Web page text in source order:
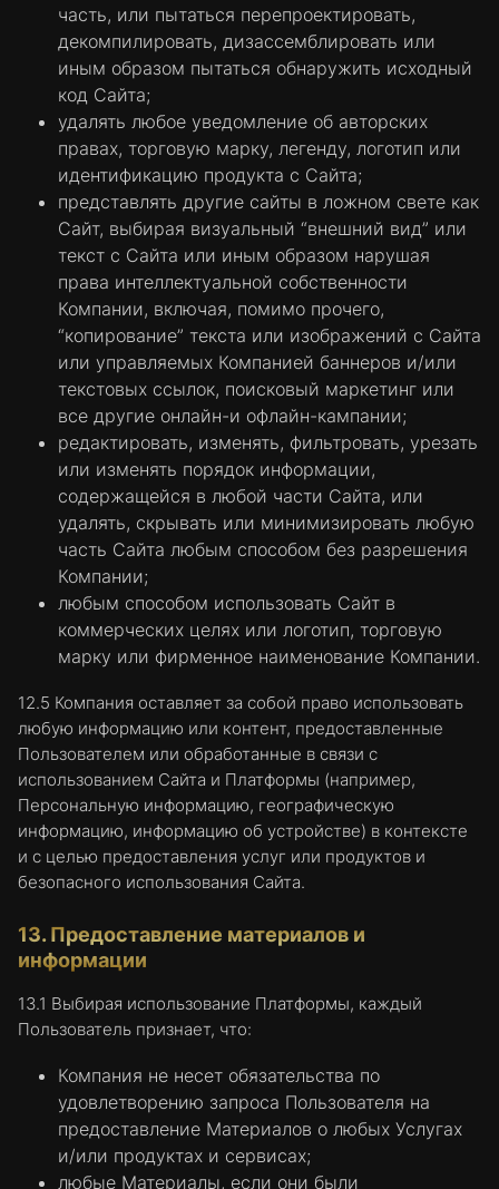
часть, или пытаться перепроектировать,
декомпилировать, дизассемблировать или
иным образом пытаться обнаружить исходный
код Сайта;
удалять любое уведомление об авторских
правах, торговую марку, легенду, логотип или
идентификацию продукта с Сайта;
представлять другие сайты в ложном свете как
Сайт, выбирая визуальный “внешний вид” или
текст с Сайта или иным образом нарушая
права интеллектуальной собственности
Компании, включая, помимо прочего,
“копирование” текста или изображений с Сайта
или управляемых Компанией баннеров и/или
текстовых ссылок, поисковый маркетинг или
все другие онлайн-и офлайн-кампании;
редактировать, изменять, фильтровать, урезать
или изменять порядок информации,
содержащейся в любой части Сайта, или
удалять, скрывать или минимизировать любую
часть Сайта любым способом без разрешения
Компании;
любым способом использовать Сайт в
коммерческих целях или логотип, торговую
марку или фирменное наименование Компании.
12.5 Компания оставляет за собой право использовать
любую информацию или контент, предоставленные
Пользователем или обработанные в связи с
использованием Сайта и Платформы (например,
Персональную информацию, географическую
информацию, информацию об устройстве) в контексте
и с целью предоставления услуг или продуктов и
безопасного использования Сайта.
13. Предоставление материалов и
информации
13.1 Выбирая использование Платформы, каждый
Пользователь признает, что:
Компания не несет обязательства по
удовлетворению запроса Пользователя на
предоставление Материалов о любых Услугах
и/или продуктах и сервисах;
любые Материалы, если они были